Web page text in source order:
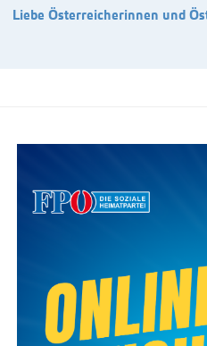
Liebe Österreicherinnen und